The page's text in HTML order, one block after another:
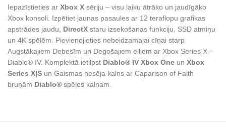
Iepazīstieties ar Xbox X sēriju – visu laiku ātrāko un jaudīgāko
Xbox konsoli. Izpētiet jaunas pasaules ar 12 teraflopu grafikas
apstrādes jaudu, DirectX staru izsekošanas funkciju, SSD atmiņu
un 4K spēlēm. Pievienojieties nebeidzamajai cīņai starp
Augstākajiem Debesīm un Degošajiem elliem ar Xbox Series X –
Diablo® IV. Komplektā ietilpst Diablo® IV Xbox One un Xbox
Series X|S un Gaismas nesēja kalns ar Caparison of Faith
bruņām Diablo® spēles kalnam.